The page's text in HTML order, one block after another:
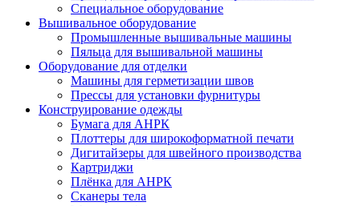
Специальное оборудование
Вышивальное оборудование
Промышленные вышивальные машины
Пяльца для вышивальной машины
Оборудование для отделки
Машины для герметизации швов
Прессы для установки фурнитуры
Конструирование одежды
Бумага для АНРК
Плоттеры для широкоформатной печати
Дигитайзеры для швейного производства
Картриджи
Плёнка для АНРК
Сканеры тела